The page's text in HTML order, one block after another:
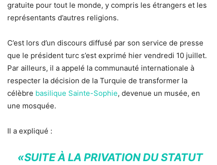
gratuite pour tout le monde, y compris les étrangers et les
représentants d’autres religions.
C’est lors d’un discours diffusé par son service de presse
que le président turc s’est exprimé hier vendredi 10 juillet.
Par ailleurs, il a appelé la communauté internationale à
respecter la décision de la Turquie de transformer la
célèbre basilique Sainte-Sophie, devenue un musée, en
une mosquée.
Il a expliqué :
«SUITE À LA PRIVATION DU STATUT